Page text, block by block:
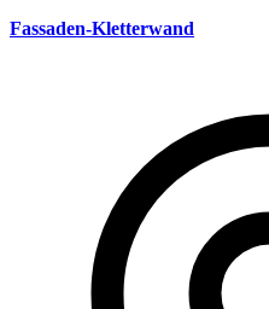
Fassaden-Kletterwand